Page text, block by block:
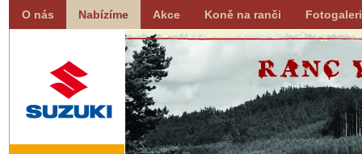
O nás Nabízíme Akce Koně na ranči